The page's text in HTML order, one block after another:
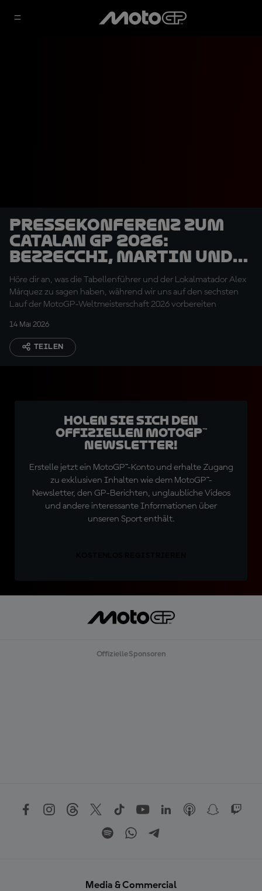
Pressekonferenz zum
Catalan GP 2026:
Bezzecchi, Martin und
Alex Marquez
Höre dir an, was die Tabellenführer und der Lokalmatador Alex
Márquez zu sagen haben, während wir uns auf den sechsten
Lauf der MotoGP-Weltmeisterschaft 2026 vorbereiten
14 Mai 2026
TEILEN
Holen Sie sich den
offiziellen MotoGP™
Newsletter!
Erstelle jetzt ein MotoGP™-Konto und erhalte Zugang
zu exklusiven Inhalten wie dem MotoGP™-
Newsletter, den GP-Berichten, unglaubliche Videos
und andere interessante Informationen über
unseren Sport enthält.
Offizielle Sponsoren
Media & Commercial